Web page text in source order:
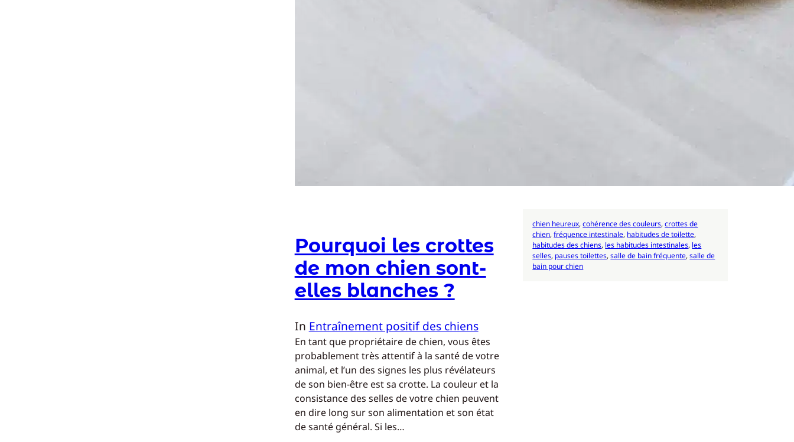
Pourquoi les crottes
de mon chien sont-
elles blanches ?
In Entraînement positif des chiens
En tant que propriétaire de chien, vous êtes
probablement très attentif à la santé de votre
animal, et l’un des signes les plus révélateurs
de son bien-être est sa crotte. La couleur et la
consistance des selles de votre chien peuvent
en dire long sur son alimentation et son état
de santé général. Si les…
Entraînement positif des chiens
chien heureux, cohérence des couleurs, crottes de
chien, fréquence intestinale, habitudes de toilette
habitudes des chiens, les habitudes intestinales, les
selles, pauses toilettes, salle de bain fréquente, salle de
bain pour chien